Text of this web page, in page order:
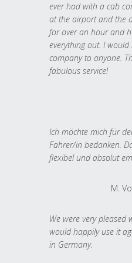
ever had with a cab
at the airport and the
for over an hour and
everything out. I
company to anyone.
fabulous service!
Ich möchte mich für
Fahrer/in bedanken.
flexibel und absolut
M.
We were very pleased
would happily use it
in Germany.